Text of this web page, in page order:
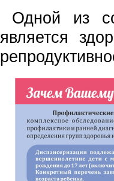
Одной из
является